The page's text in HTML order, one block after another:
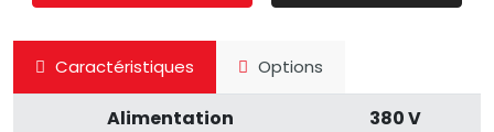
Caractéristiques Options
Alimentation
380 V